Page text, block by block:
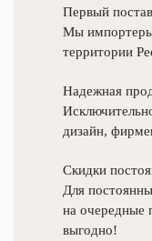
передвижения,
кВт
двигателя
передвижения,
1,36
Электрическое
Преодолеваемый
Первый
Мы
территории
Надежная
дизайн,
Скидки
Для
на очередные
выгодно!